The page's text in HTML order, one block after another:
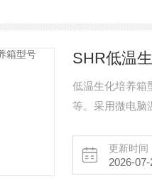
SHR低温
低温生化培养箱
等。采用微电脑
更新时间
2026-07-